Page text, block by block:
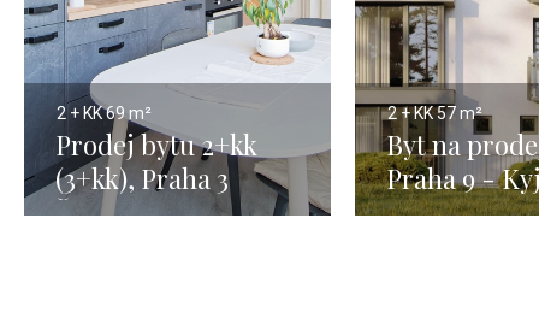
2 + KK69 m²
Prodej bytu 2+kk
(3+kk), Praha 3
Žižkov - 69m2
2 + KK57 m²
Byt na
Praha 9 -